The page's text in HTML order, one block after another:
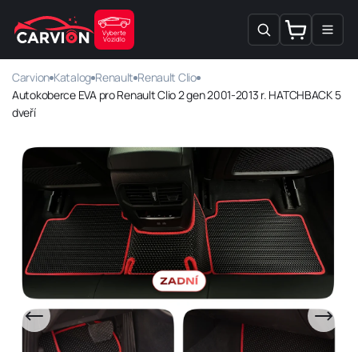
OBSAHU
Vyberte
Vozidlo
Košík
Carvion Katalog Renault Renault Clio
Autokoberce EVA pro Renault Clio 2 gen 2001-2013 r. HATCHBACK 5
dveří
Obrázek
dispozici
zobrazení
galerie
PŘEJÍT NA
INFORMACE
O
PRODUKTU